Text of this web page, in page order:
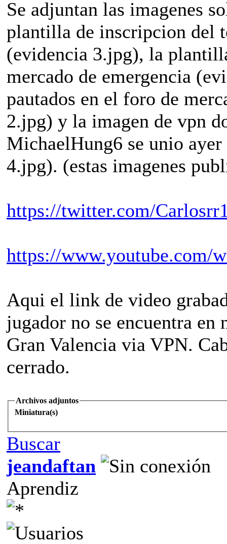
Se adjuntan las imagenes
plantilla de inscripcion del
(evidencia 3.jpg), la
mercado de emergencia
pautados en el foro de
2.jpg) y la imagen de vpn
MichaelHung6 se unio
4.jpg). (estas imagenes
https://twitter.com/
https://www.youtube.com/
Aqui el link de video
jugador no se encuentra
Gran Valencia via VPN.
cerrado.
Archivos adjuntos
Miniatura(s)
Buscar
jeandaftan
Aprendiz